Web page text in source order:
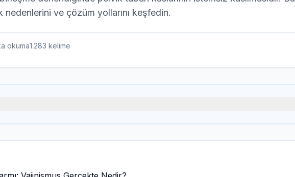
ve çözüm yollarını keşfedin.
okuma1.283 kelime